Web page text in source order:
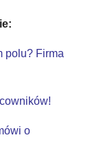
polu? Firma
o